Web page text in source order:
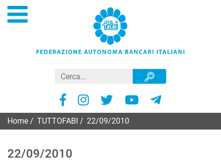
Home TUTTOFABI 22/09/2010
22/09/2010